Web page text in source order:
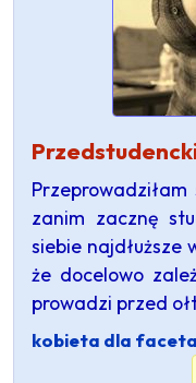
zanim zacznę
siebie najdłuższe
że docelowo
prowadzi przed
kobieta dla faceta